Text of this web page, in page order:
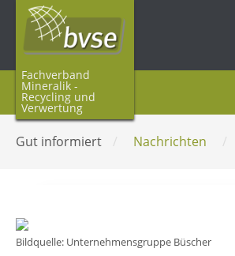
Fachverband
Mineralik -
Recycling und
Verwertung
Gut informiert / Nachrichten /
Bildquelle: Unternehmensgruppe Büscher